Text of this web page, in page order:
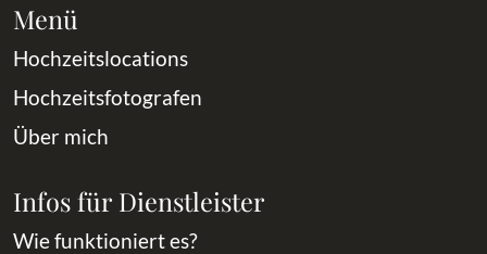
Menü
Hochzeitslocations
Hochzeitsfotografen
Über mich
Infos für Dienstleister
Wie funktioniert es?